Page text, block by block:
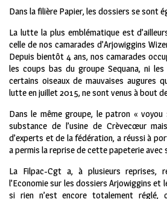
Dans la filière Papier, les dossiers se sont
La lutte la plus emblématique est
celle de nos camarades d’Arjowiggins
Depuis bientôt 4 ans, nos camarades
les coups bas du groupe Sequana, ni
certains oiseaux de mauvaises augures
lutte en juillet 2015, ne sont venus à bout
Dans le même groupe, le patron «
substance de l’usine de Crèvecœur
d’experts et de la fédération, a réussi à
a permis la reprise de cette papeterie avec
La Filpac-Cgt a, à plusieurs reprises,
l’Economie sur les dossiers Arjowiggins et
si rien n’est encore totalement réglé,